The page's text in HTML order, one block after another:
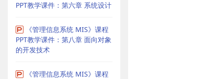
PPT教学课件：第六章 系统设计
《管理信息系统 MIS》课程
PPT教学课件：第八章 面向对象
的开发技术
《管理信息系统 MIS》课程